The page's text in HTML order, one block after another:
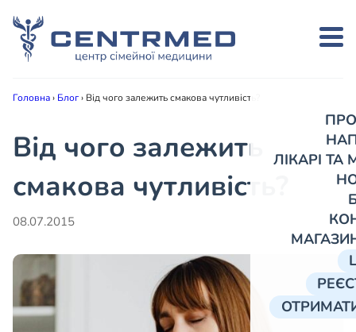
ЛІКАРІ
Головна› Блог› Від чого залежить смакова чутливість?
Від чого залежить
смакова чутливість?
08.07.2015